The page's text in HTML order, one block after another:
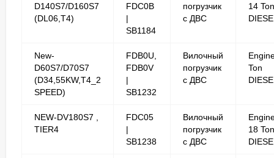
D140S7/D160S7
(DL06,T4)
FDC0B
|
SB1184
погрузчик
с ДВС
14 Ton
New-
D60S7/D70S7
(D34,55KW,T4_2
SPEED)
FDB0U,
FDB0V
|
SB1232
Вилочный
погрузчик
с ДВС
Ton
NEW-DV180S7 ,
TIER4
FDC05
|
SB1238
Вилочный
погрузчик
с ДВС
18 Ton